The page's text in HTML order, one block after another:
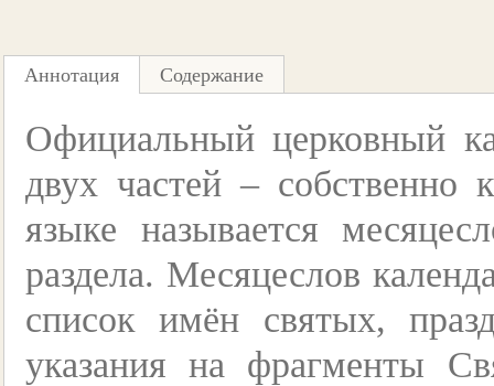
Аннотация Содержание
Официальный церковный
двух частей – собственно
языке называется
раздела. Месяцеслов
список имён святых,
указания на фрагменты